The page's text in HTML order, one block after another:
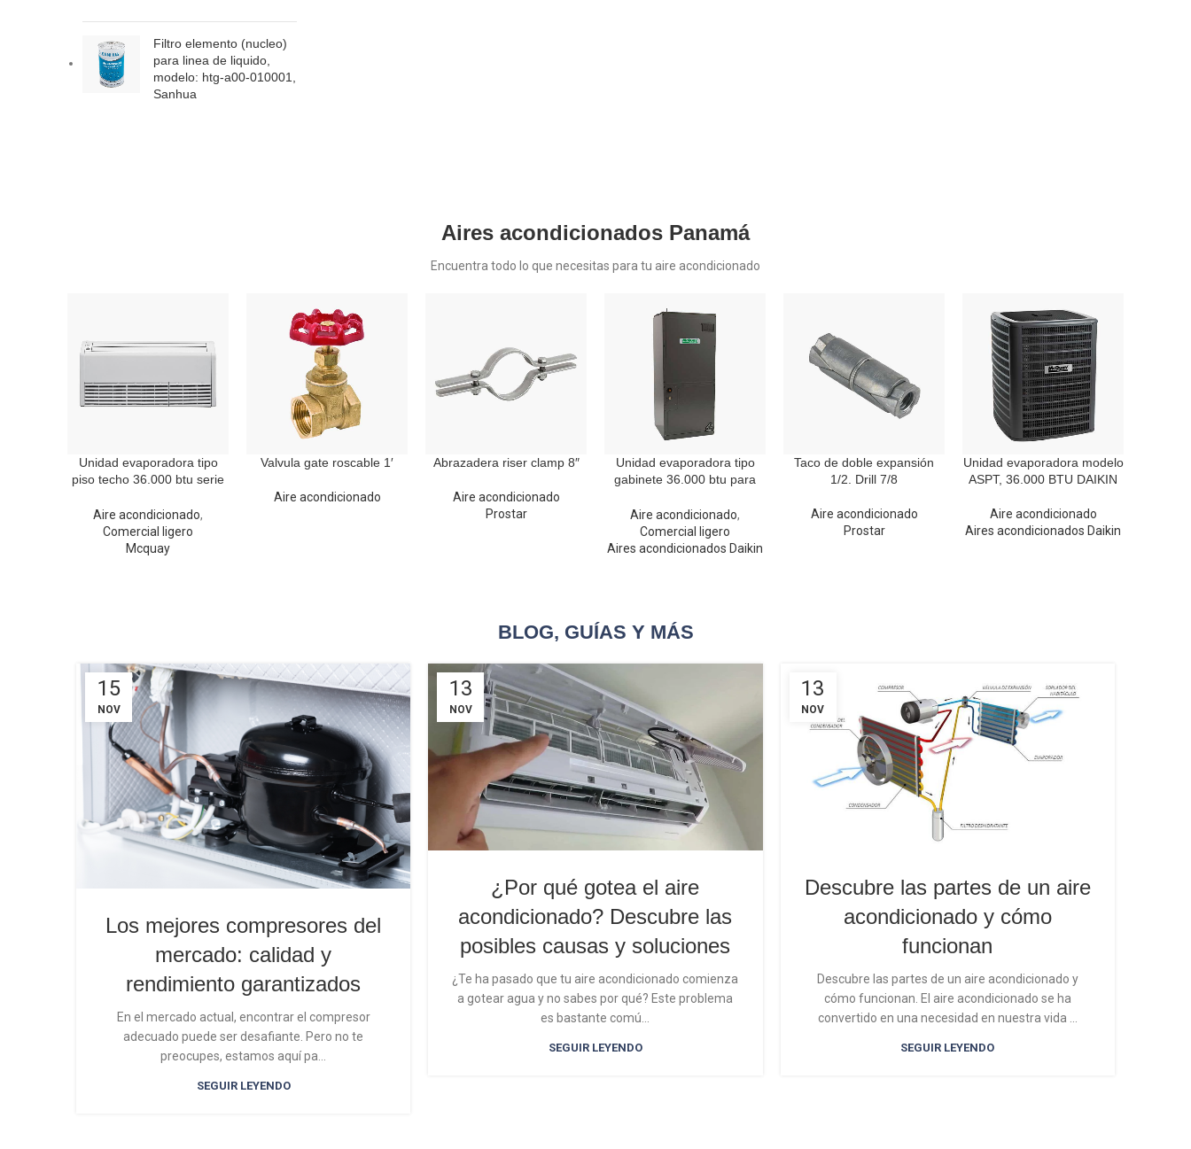
Filtro elemento (nucleo)
para linea de liquido,
modelo: htg-a00-010001,
Sanhua
Aires acondicionados Panamá
Encuentra todo lo que necesitas para tu aire acondicionado
Unidad evaporadora tipo
piso techo 36.000 btu serie
Aire acondicionado,
Comercial ligero
Mcquay
Valvula gate roscable 1′
Aire acondicionado
Abrazadera riser clamp 8″
Aire acondicionado
Prostar
Unidad evaporadora tipo
gabinete 36.000 btu para
Aire acondicionado,
Comercial ligero
Aires acondicionados Daikin
Taco de doble expansión
1/2. Drill 7/8
Aire acondicionado
Prostar
Unidad evaporadora modelo
ASPT, 36.000 BTU DAIKIN
Aire acondicionado
Aires acondicionados Daikin
BLOG, GUÍAS Y MÁS
15
NOV
Los mejores compresores del
mercado: calidad y
rendimiento garantizados
En el mercado actual, encontrar el compresor
adecuado puede ser desafiante. Pero no te
preocupes, estamos aquí pa...
SEGUIR LEYENDO
13
NOV
¿Por qué gotea el aire
acondicionado? Descubre las
posibles causas y soluciones
¿Te ha pasado que tu aire acondicionado comienza
a gotear agua y no sabes por qué? Este problema
es bastante comú...
SEGUIR LEYENDO
13
NOV
Descubre las partes de un aire
acondicionado y cómo
funcionan
Descubre las partes de un aire acondicionado y
cómo funcionan. El aire acondicionado se ha
convertido en una necesidad en nuestra vida ...
SEGUIR LEYENDO